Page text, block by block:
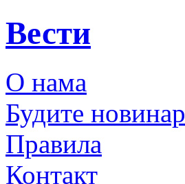
Вести
О нама
Будите новинар
Правила
Контакт